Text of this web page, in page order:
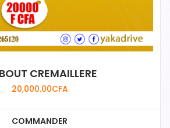
CREMAILLERE
20,000.00CFA
COMMANDER